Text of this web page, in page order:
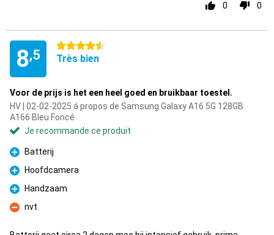
0 0
8,5
4.5 étoiles
Très bien
Voor de prijs is het een heel goed en bruikbaar toestel.
HV | 02-02-2025 á propos de Samsung Galaxy A16 5G 128GB
A166 Bleu Foncé
Je recommande ce produit
Pour
Batterij
Pour
Hoofdcamera
Pour
Handzaam
Contre
nvt